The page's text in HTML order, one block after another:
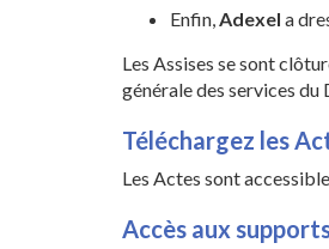
Enfin,Adexel a
Les Assises se sont
générale des services du
Téléchargez les
Les Actes sont
Accès aux